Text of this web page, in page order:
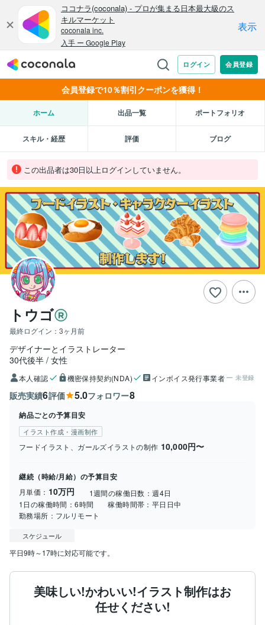
会員登録で10％割引クーポンを獲得！
ホーム 出品一覧 ポートフォリオ
スキル・経歴 評価 ブログ
この出品者は30日以上ログインしていません。
トウゴ
最終ログイン： 3ヶ月前
デザイナーとイラストレーター
30代後半 女性
本人確認 機密保持契約(NDA) インボイス発行事業者 未登録
販売実績6評価 5.0フォロワー8
納品ごとの予算目安
イラスト作成・漫画制作
フードイラスト、ガールズイラストの制作 10,000円〜
継続（時給/月給）の予算目安
月単価： 10万円 1週間の稼働日数：週4日
1日の稼働時間：6時間 稼働時間帯： 平日日中
勤務場所： フルリモート
スケジュール
平日9時～17時に対応可能です。
美味しい!かわいい!イラスト制作はお
任せください!